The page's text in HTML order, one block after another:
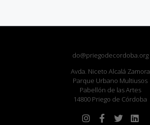
do@priegodecordoba.org
Avda. Niceto Alcalá Zamora
Parque Urbano Multiusos
Pabellón de las Artes
14800 Priego de Córdoba